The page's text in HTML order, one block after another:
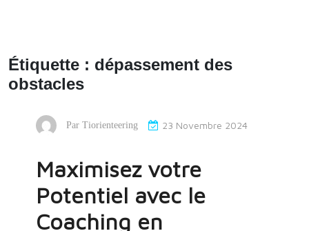
Étiquette : dépassement des
obstacles
Par Tiorienteering 23 Novembre 2024
Maximisez votre
Potentiel avec le
Coaching en